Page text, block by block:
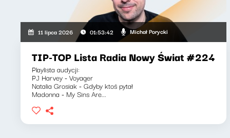
11 lipca 2026 01:53:42 Michał Porycki
TIP-TOP Lista Radia Nowy Świat #224
Playlista audycji:
PJ Harvey - Voyager
Natalia Grosiak - Gdyby ktoś pytał
Madonna - My Sins Are...